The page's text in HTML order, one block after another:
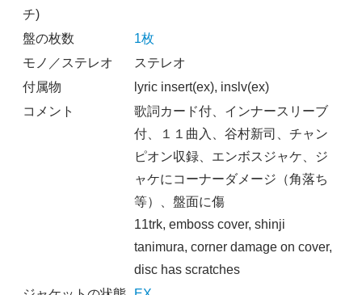
チ)
盤の枚数
1枚
モノ／ステレオ
ステレオ
付属物
lyric insert(ex), inslv(ex)
コメント
歌詞カード付、インナースリーブ
付、１１曲入、谷村新司、チャン
ピオン収録、エンボスジャケ、ジ
ャケにコーナーダメージ（角落ち
等）、盤面に傷
11trk, emboss cover, shinji
tanimura, corner damage on cover,
disc has scratches